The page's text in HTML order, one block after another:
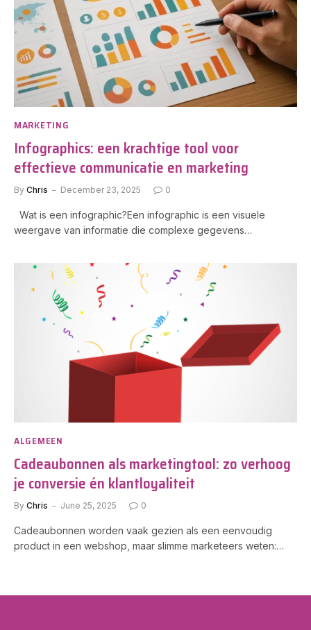
MARKETING
Infographics: een krachtige tool voor
effectieve communicatie en marketing
By Chris December 23, 2025 0
Wat is een infographic?Een infographic is een visuele
weergave van informatie die complexe gegevens…
ALGEMEEN
Cadeaubonnen als marketingtool: zo verhoog
je conversie én klantloyaliteit
By Chris June 25, 2025 0
Cadeaubonnen worden vaak gezien als een eenvoudig
product in een webshop, maar slimme marketeers weten:…